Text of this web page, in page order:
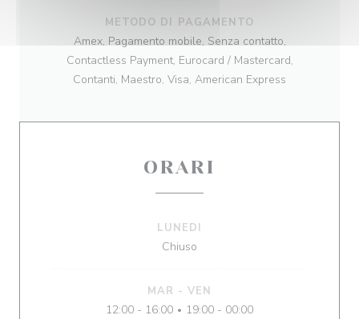
METODO DI PAGAMENTO
Amex, Pagamento mobile, Senza contatto,
Contactless Payment, Eurocard / Mastercard,
Contanti, Maestro, Visa, American Express
ORARI
LUNEDI
Chiuso
MAR -VEN
12:00 - 16:00 • 19:00 - 00:00